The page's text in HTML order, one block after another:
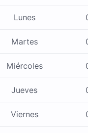
Lunes
Martes
Miércoles
Jueves
Viernes